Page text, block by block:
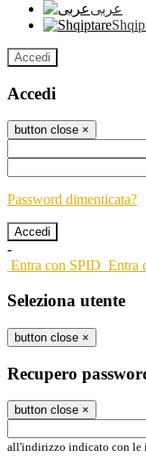
عربى
Accedi
Accedi
button close ×
Password dimenticata?
-
Entra con SPID Entra
Seleziona utente
button close ×
Recupero
button close ×
all'indirizzo indicato con le